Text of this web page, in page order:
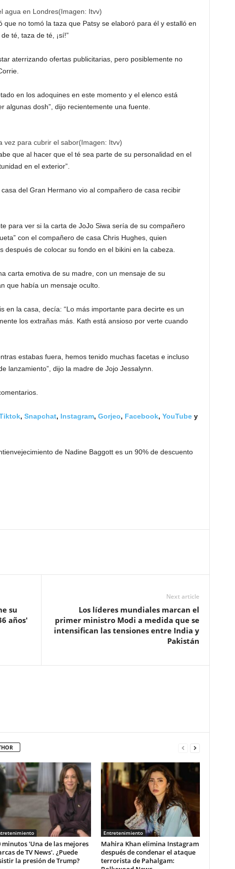
agua en Londres(Imagen: Itvv)
que no tomó la taza que Patsy se elaboró ​​para él y estalló en
té, taza de té, ¡sí!”
aterrizando ofertas publicitarias, pero posiblemente no
en los adoquines en este momento y el elenco está
algunas dosh”, dijo recientemente una fuente.
vez para cubrir el sabor(Imagen: Itvv)
que al hacer que el té sea parte de su personalidad en el
en el exterior”.
del Gran Hermano vio al compañero de casa recibir
para ver si la carta de JoJo Siwa sería de su compañero
con el compañero de casa Chris Hughes, quien
después de colocar su fondo en el bikini en la cabeza.
carta emotiva de su madre, con un mensaje de su
que había un mensaje oculto.
en la casa, decía: “Lo más importante para decirte es un
los extrañas más. Kath está ansioso por verte cuando
estabas fuera, hemos tenido muchas facetas e incluso
lanzamiento”, dijo la madre de Jojo Jessalynn.
, Snapchat, Instagram, Gorjeo, Facebook, YouTubey
de Nadine Baggott es un 90% de descuento
su
años'
Next article
Los líderes mundiales marcan el
primer ministro Modi a medida que se
intensifican las tensiones entre India y
Pakistán
minutos 'Una de las mejores
de TV News'. ¿Puede
la presión de Trump?
Entretenimiento
Mahira Khan elimina Instagram
después de condenar el ataque
terrorista de Pahalgam: